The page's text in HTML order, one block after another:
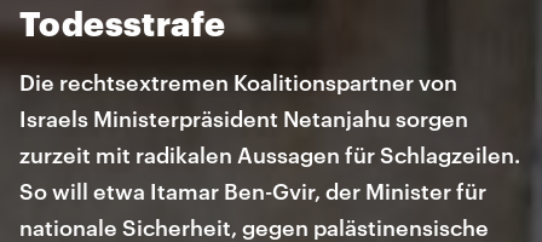
Todesstrafe
Die rechtsextremen Koalitionspartner von
Israels Ministerpräsident Netanjahu sorgen
zurzeit mit radikalen Aussagen für Schlagzeilen.
So will etwa Itamar Ben-Gvir, der Minister für
nationale Sicherheit, gegen palästinensische